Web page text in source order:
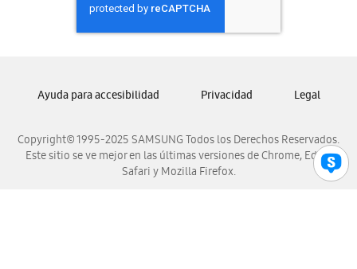
Samsung Nicaragua
Samsung Panamá
Samsung Venezuela
Copyright© 1995-2025 SAMSUNG Todos los Derechos Reservados.
Este sitio se ve mejor en las últimas versiones de Chrome, Edge,
Safari y Mozilla Firefox.
Ayuda para accesibilidad Privacidad Legal